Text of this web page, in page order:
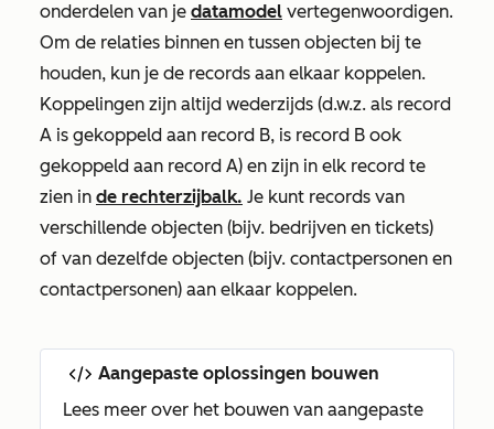
onderdelen van je datamodel vertegenwoordigen.
Om de relaties binnen en tussen objecten bij te
houden, kun je de records aan elkaar koppelen.
Koppelingen zijn altijd wederzijds (d.w.z. als record
A is gekoppeld aan record B, is record B ook
gekoppeld aan record A) en zijn in elk record te
zien in de rechterzijbalk. Je kunt records van
verschillende objecten (bijv. bedrijven en tickets)
of van dezelfde objecten (bijv. contactpersonen en
contactpersonen) aan elkaar koppelen.
Aangepaste oplossingen bouwen
Lees meer over het bouwen van aangepaste